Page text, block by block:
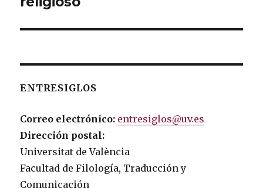
ENTRESIGLOS
Correo electrónico: entresiglos@uv.es
Dirección postal:
Universitat de València
Facultad de Filología, Traducción y
Comunicación